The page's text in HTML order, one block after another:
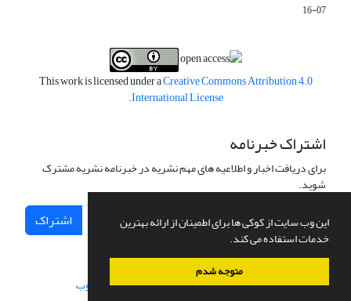
این وب سایت از کوکی ها برای اطمینان از ارائه بهترین
خدمات استفاده می کند.
متوجه شدم
07-16
This work is licensed under aCreative Commons Attribution 4.0
International License
.
اشتراک خبرنامه
برای دریافت اخبار و اطلاعیه های مهم نشریه در خبرنامه نشریه مشترک
شوید.
اشتراک
سامانه مدیریت نشریات علمی.طراحی و پیاده سازی از سیناوب